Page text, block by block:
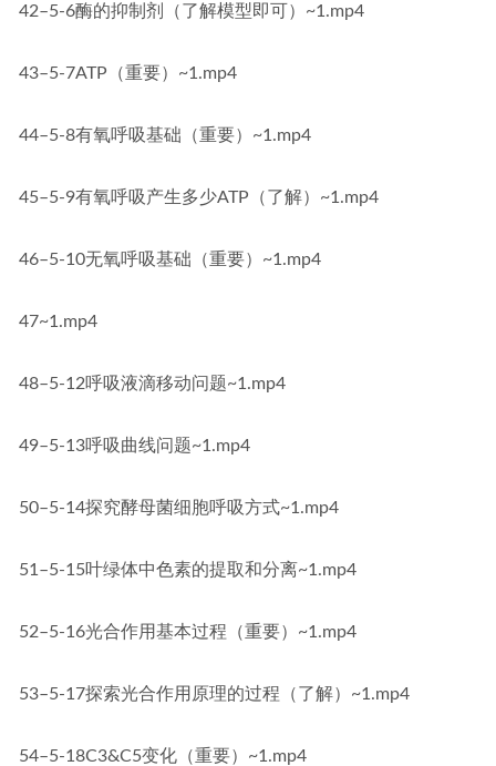
42–5-6酶的抑制剂（了解模型即可）~1.mp4
43–5-7ATP（重要）~1.mp4
44–5-8有氧呼吸基础（重要）~1.mp4
45–5-9有氧呼吸产生多少ATP（了解）~1.mp4
46–5-10无氧呼吸基础（重要）~1.mp4
47~1.mp4
48–5-12呼吸液滴移动问题~1.mp4
49–5-13呼吸曲线问题~1.mp4
50–5-14探究酵母菌细胞呼吸方式~1.mp4
51–5-15叶绿体中色素的提取和分离~1.mp4
52–5-16光合作用基本过程（重要）~1.mp4
53–5-17探索光合作用原理的过程（了解）~1.mp4
54–5-18C3&C5变化（重要）~1.mp4